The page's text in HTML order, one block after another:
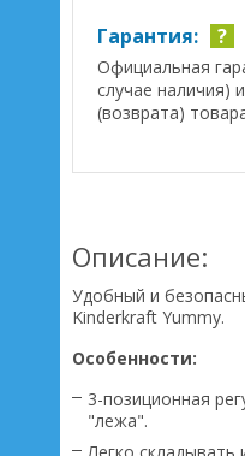
Гарантия: ?
Официальная
случае наличия)
(возврата)
Описание:
Удобный и
Kinderkraft Yummy.
Особенности:
3-позиционная
"лежа".